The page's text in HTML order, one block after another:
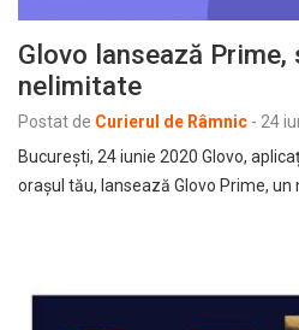
Glovo lansează
nelimitate
Postat de Curierul de Râmnic - 24
București, 24 iunie 2020 Glovo,
orașul tău, lansează Glovo Prime,